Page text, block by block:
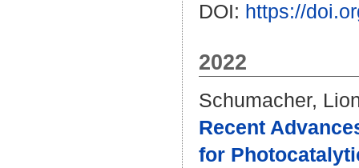
DOI: https://
2022
Schumacher,
Recent
for